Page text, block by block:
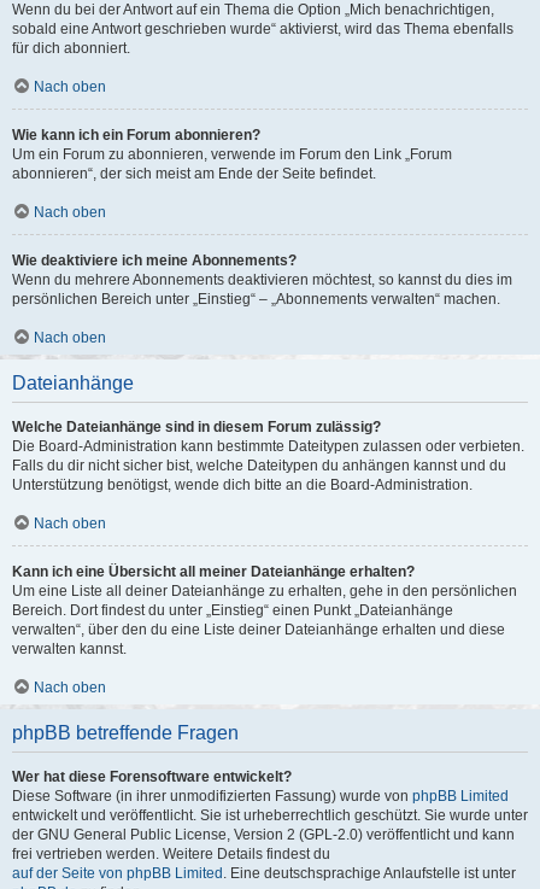
Wenn du bei der Antwort auf ein Thema die Option „Mich benachrichtigen,
sobald eine Antwort geschrieben wurde“ aktivierst, wird das Thema ebenfalls
für dich abonniert.
Nach oben
Wie kann ich ein Forum abonnieren?
Um ein Forum zu abonnieren, verwende im Forum den Link „Forum
abonnieren“, der sich meist am Ende der Seite befindet.
Nach oben
Wie deaktiviere ich meine Abonnements?
Wenn du mehrere Abonnements deaktivieren möchtest, so kannst du dies im
persönlichen Bereich unter „Einstieg“ – „Abonnements verwalten“ machen.
Nach oben
Dateianhänge
Welche Dateianhänge sind in diesem Forum zulässig?
Die Board-Administration kann bestimmte Dateitypen zulassen oder verbieten.
Falls du dir nicht sicher bist, welche Dateitypen du anhängen kannst und du
Unterstützung benötigst, wende dich bitte an die Board-Administration.
Nach oben
Kann ich eine Übersicht all meiner Dateianhänge erhalten?
Um eine Liste all deiner Dateianhänge zu erhalten, gehe in den persönlichen
Bereich. Dort findest du unter „Einstieg“ einen Punkt „Dateianhänge
verwalten“, über den du eine Liste deiner Dateianhänge erhalten und diese
verwalten kannst.
Nach oben
phpBB betreffende Fragen
Wer hat diese Forensoftware entwickelt?
Diese Software (in ihrer unmodifizierten Fassung) wurde von phpBB Limited
entwickelt und veröffentlicht. Sie ist urheberrechtlich geschützt. Sie wurde unter
der GNU General Public License, Version 2 (GPL-2.0) veröffentlicht und kann
frei vertrieben werden. Weitere Details findest du
auf der Seite von phpBB Limited . Eine deutschsprachige Anlaufstelle ist unter